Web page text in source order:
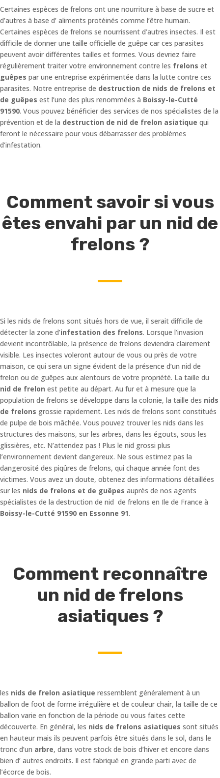
Certaines espèces de frelons ont une nourriture à base de sucre et
d’autres à base d’ aliments protéinés comme l’être humain.
Certaines espèces de frelons se nourrissent d’autres insectes. Il est
difficile de donner une taille officielle de guêpe car ces parasites
peuvent avoir différentes tailles et formes. Vous devriez faire
régulièrement traiter votre environnement contre les frelons et
guêpes par une entreprise expérimentée dans la lutte contre ces
parasites. Notre entreprise de destruction de nids de frelons et
de guêpes est l’une des plus renommées à Boissy-le-Cutté
91590. Vous pouvez bénéficier des services de nos spécialistes de la
prévention et de la destruction de nid de frelon asiatique qui
feront le nécessaire pour vous débarrasser des problèmes
d’infestation.
Comment savoir si vous
êtes envahi par un nid de
frelons ?
Si les nids de frelons sont situés hors de vue, il serait difficile de
détecter la zone d’infestation des frelons. Lorsque l’invasion
devient incontrôlable, la présence de frelons deviendra clairement
visible. Les insectes voleront autour de vous ou près de votre
maison, ce qui sera un signe évident de la présence d’un nid de
frelon ou de guêpes aux alentours de votre propriété. La taille du
nid de frelon est petite au départ. Au fur et à mesure que la
population de frelons se développe dans la colonie, la taille des nids
de frelons grossie rapidement. Les nids de frelons sont constitués
de pulpe de bois mâchée. Vous pouvez trouver les nids dans les
structures des maisons, sur les arbres, dans les égouts, sous les
glissières, etc. N’attendez pas ! Plus le nid grossi plus
l’environnement devient dangereux. Ne sous estimez pas la
dangerosité des piqûres de frelons, qui chaque année font des
victimes. Vous avez un doute, obtenez des informations détaillées
sur les nids de frelons et de guêpes auprès de nos agents
spécialistes de la destruction de nid de frelons en Ile de France à
Boissy-le-Cutté 91590 en Essonne 91.
Comment reconnaître
un nid de frelons
asiatiques ?
les nids de frelon asiatique ressemblent généralement à un
ballon de foot de forme irrégulière et de couleur chair, la taille de ce
ballon varie en fonction de la période ou vous faites cette
découverte. En général, les nids de frelons asiatiques sont situés
en hauteur mais ils peuvent parfois être situés dans le sol, dans le
tronc d’un arbre, dans votre stock de bois d’hiver et encore dans
bien d’ autres endroits. Il est fabriqué en grande parti avec de
l’écorce de bois.